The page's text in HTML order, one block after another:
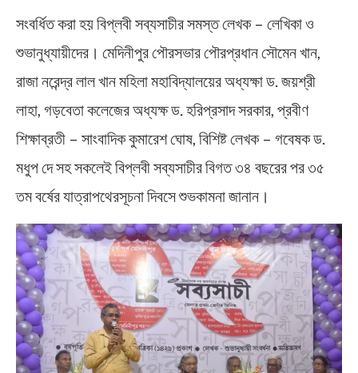
সংবর্ধিত করা হয় বিপ্লবী সব্যসাচীর সমস্ত লেখক – লেখিকা ও
শুভানুধ্যায়ীদের। মেদিনীপুর পৌরসভার পৌরপ্রধান সৌমেন খান,
রাজা নরেন্দ্র লাল খান মহিলা মহাবিদ্যালয়ের অধ্যক্ষা ড. জয়শ্রী
লাহা, গড়বেতা কলেজের অধ্যক্ষ ড. হরিপ্রসাদ সরকার, প্রবীণ
শিক্ষাব্রতী – সাংবাদিক কুমারেশ ঘোষ, বিশিষ্ট লেখক – গবেষক ড.
মধুপ দে সহ সকলেই বিপ্লবী সব্যসাচীর বিগত ৩৪ বছরের পর ৩৫
তম বর্ষের যাত্রাপথেরসূচনা দিবসে শুভকামনা জানান।